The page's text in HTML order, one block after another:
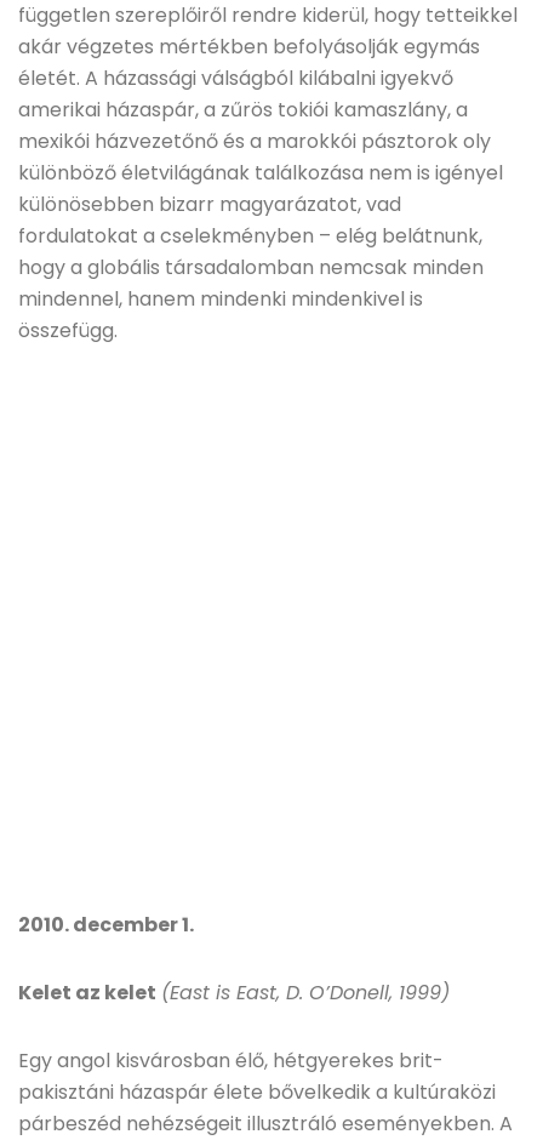
független szereplőiről rendre kiderül, hogy tetteikkel
akár végzetes mértékben befolyásolják egymás
életét. A házassági válságból kilábalni igyekvő
amerikai házaspár, a zűrös tokiói kamaszlány, a
mexikói házvezetőnő és a marokkói pásztorok oly
különböző életvilágának találkozása nem is igényel
különösebben bizarr magyarázatot, vad
fordulatokat a cselekményben – elég belátnunk,
hogy a globális társadalomban nemcsak minden
mindennel, hanem mindenki mindenkivel is
összefügg.
2010. december 1.
Kelet az kelet (East is East, D. O’Donell, 1999)
Egy angol kisvárosban élő, hétgyerekes brit-
pakisztáni házaspár élete bővelkedik a kultúraközi
párbeszéd nehézségeit illusztráló eseményekben. A